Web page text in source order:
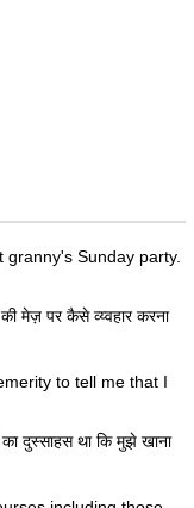
granny's Sunday party.
की मेज़ पर कैसे व्य्वहार करना
to tell me that I
दुस्साहस था कि मुझे खाना